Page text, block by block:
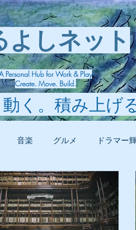
よしネット
Personal Hub for Work & Play
Create. Move. Build.
く。積み上げる
音楽 グルメ ドラマー